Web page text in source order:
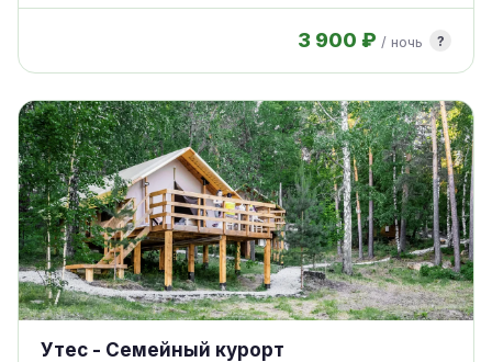
3 900 ₽ / ночь ?
Утес - Семейный курорт